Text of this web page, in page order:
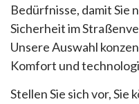
Bedürfnisse, damit Sie
Sicherheit im
Unsere Auswahl
Komfort und
Stellen Sie sich vor,